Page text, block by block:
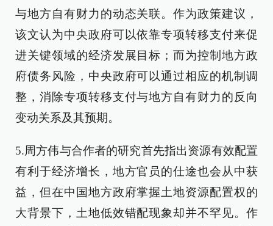
与地方自有财力的动态关联。作为政策建议，
该文认为中央政府可以依靠专项转移支付来促
进关键领域的经济发展目标；而为控制地方政
府债务风险，中央政府可以通过相应的机制调
整，消除专项转移支付与地方自有财力的反向
变动关系及其预期。
5.周方伟与合作者的研究首先指出资源有效配置
有利于经济增长，地方官员的仕途也会从中获
益，但在中国地方政府掌握土地资源配置权的
大背景下，土地低效错配现象却并不罕见。作